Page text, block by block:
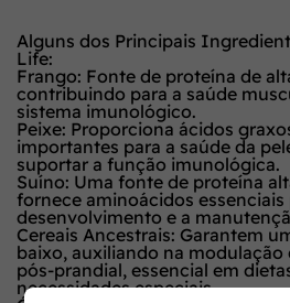
Alguns dos Principais
Life:
Frango: Fonte de proteína de
contribuindo para a saúde
sistema imunológico.
Peixe: Proporciona ácidos
importantes para a saúde da
suportar a função imunológica.
Suíno: Uma fonte de proteína
fornece aminoácidos essenciais
desenvolvimento e a
Cereais Ancestrais: Garantem
baixo, auxiliando na modulação
pós-prandial, essencial em
necessidades especiais.